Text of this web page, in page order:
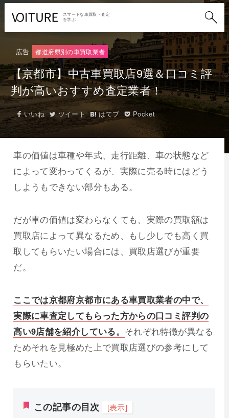
スマートな車買取・査定
を学ぶ
広告 都道府県別の車買取業者
【京都市】中古車買取店9選＆口コミ評
判が高いおすすめ査定業者！
いいね ツイート はてブ Pocket
車の価値は車種や年式、走行距離、車の状態など
によって変わってくるが、実際に売る時にはどう
しようもできない部分もある。
だが車の価値は変わらなくても、実際の買取額は
買取店によって異なるため、もし少しでも高く買
取してもらいたい場合には、買取店選びが重要
だ。
ここでは京都府京都市にある車買取業者の中で、
実際に車査定してもらった方からの口コミ評判の
高い9店舗を紹介している。 それぞれ特徴が異なる
ためそれを見極めた上で買取店選びの参考にして
もらいたい。
この記事の目次 [表示]